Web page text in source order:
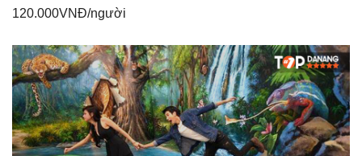
120.000VNĐ/người